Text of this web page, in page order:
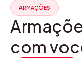
ARMAÇÕES
com